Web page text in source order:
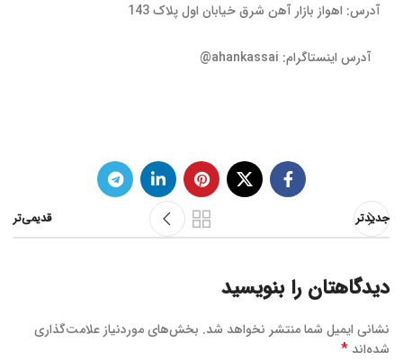
آدرس: اهواز بازار آهن شرق خیابان اول پلاک 143
آدرس اینستاگرام: ahankassai@
جدیدتر قدیمی‌تر
دیدگاهتان را بنویسید
نشانی ایمیل شما منتشر نخواهد شد. بخش‌های موردنیاز علامت‌گذاری
شده‌اند *